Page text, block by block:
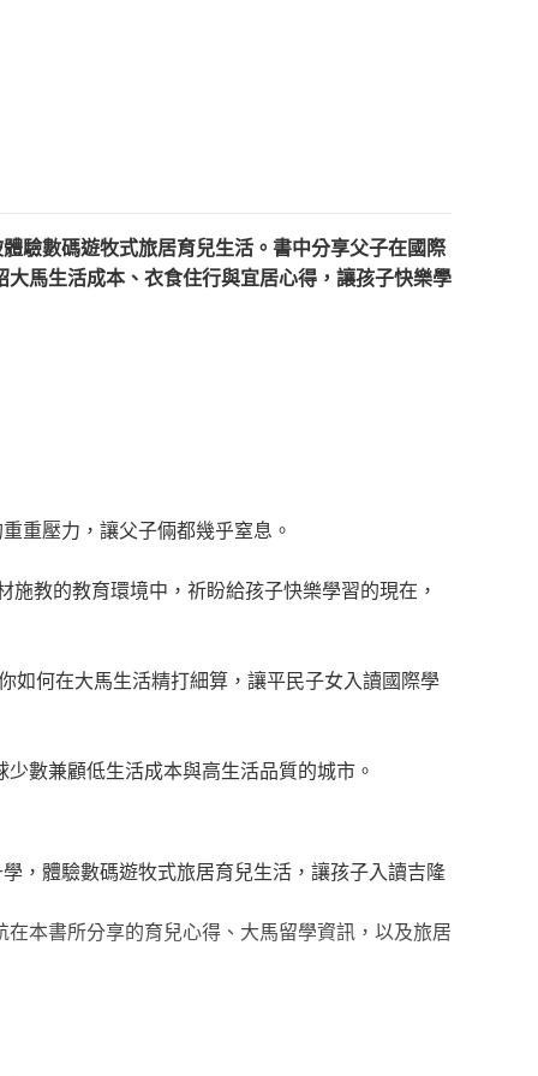
驗數碼遊牧式旅居育兒生活。書中分享父子在國際
馬生活成本、衣食住行與宜居心得，讓孩子快樂學
重壓力，讓父子倆都幾乎窒息。
教的教育環境中，祈盼給孩子快樂學習的現在，
如何在大馬生活精打細算，讓平民子女入讀國際學
數兼顧低生活成本與高生活品質的城市。
，體驗數碼遊牧式旅居育兒生活，讓孩子入讀吉隆
本書所分享的育兒心得、大馬留學資訊，以及旅居